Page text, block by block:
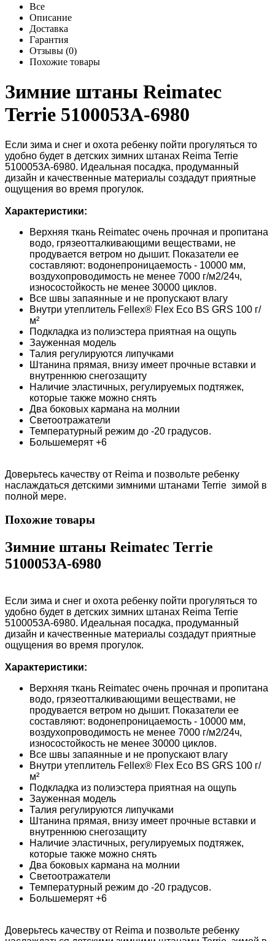
Все
Описание
Доставка
Гарантия
Отзывы (0)
Похожие товары
Зимние штаны Reimatec
Terrie 5100053A-6980
Если зима и снег и охота ребенку пойти прогуляться то
удобно будет в детских зимних штанах Reima Terrie
5100053A-6980. Идеальная посадка, продуманный
дизайн и качественные материалы создадут приятные
ощущения во время прогулок.
Характеристики:
Верхняя ткань Reimatec очень прочная и пропитана
водо, грязеотталкивающими веществами, не
продувается ветром но дышит. Показатели ее
составляют: водонепроницаемость - 10000 мм,
воздухопроводимость не менее 7000 г/м2/24ч,
износостойкость не менее 30000 циклов.
Все швы запаянные и не пропускают влагу
Внутри утеплитель Fellex® Flex Eco BS GRS 100 г/
м²
Подкладка из полиэстера приятная на ощупь
Зауженная модель
Талия регулируются липучками
Штанина прямая, внизу имеет прочные вставки и
внутреннюю снегозащиту
Наличие эластичных, регулируемых подтяжек,
которые также можно снять
Два боковых кармана на молнии
Светоотражатели
Температурный режим до -20 градусов.
Большемерят +6
Доверьтесь качеству от Reima и позвольте ребенку
наслаждаться детскими зимними штанами Terrie зимой в
полной мере.
Похожие товары
Зимние штаны Reimatec Terrie
5100053A-6980
Если зима и снег и охота ребенку пойти прогуляться то
удобно будет в детских зимних штанах Reima Terrie
5100053A-6980. Идеальная посадка, продуманный
дизайн и качественные материалы создадут приятные
ощущения во время прогулок.
Характеристики:
Верхняя ткань Reimatec очень прочная и пропитана
водо, грязеотталкивающими веществами, не
продувается ветром но дышит. Показатели ее
составляют: водонепроницаемость - 10000 мм,
воздухопроводимость не менее 7000 г/м2/24ч,
износостойкость не менее 30000 циклов.
Все швы запаянные и не пропускают влагу
Внутри утеплитель Fellex® Flex Eco BS GRS 100 г/
м²
Подкладка из полиэстера приятная на ощупь
Зауженная модель
Талия регулируются липучками
Штанина прямая, внизу имеет прочные вставки и
внутреннюю снегозащиту
Наличие эластичных, регулируемых подтяжек,
которые также можно снять
Два боковых кармана на молнии
Светоотражатели
Температурный режим до -20 градусов.
Большемерят +6
Доверьтесь качеству от Reima и позвольте ребенку